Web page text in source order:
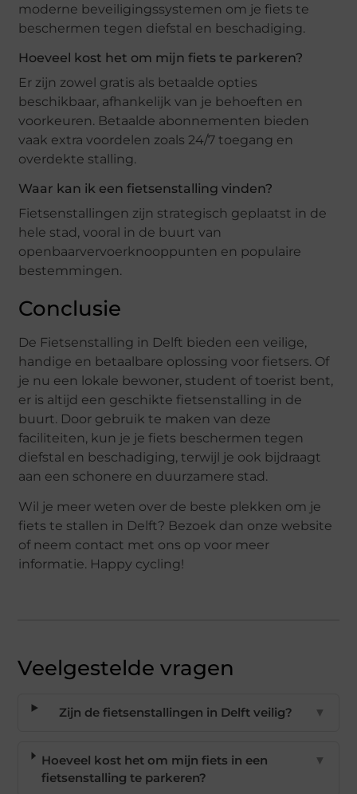
moderne beveiligingssystemen om je fiets te
beschermen tegen diefstal en beschadiging.
Hoeveel kost het om mijn fiets te parkeren?
Er zijn zowel gratis als betaalde opties
beschikbaar, afhankelijk van je behoeften en
voorkeuren. Betaalde abonnementen bieden
vaak extra voordelen zoals 24/7 toegang en
overdekte stalling.
Waar kan ik een fietsenstalling vinden?
Fietsenstallingen zijn strategisch geplaatst in de
hele stad, vooral in de buurt van
openbaarvervoerknooppunten en populaire
bestemmingen.
Conclusie
De Fietsenstalling in Delft bieden een veilige,
handige en betaalbare oplossing voor fietsers. Of
je nu een lokale bewoner, student of toerist bent,
er is altijd een geschikte fietsenstalling in de
buurt. Door gebruik te maken van deze
faciliteiten, kun je je fiets beschermen tegen
diefstal en beschadiging, terwijl je ook bijdraagt
aan een schonere en duurzamere stad.
Wil je meer weten over de beste plekken om je
fiets te stallen in Delft? Bezoek dan onze website
of neem contact met ons op voor meer
informatie. Happy cycling!
Veelgestelde vragen
Zijn de fietsenstallingen in Delft veilig? ▼
Hoeveel kost het om mijn fiets in een
fietsenstalling te parkeren?
▼